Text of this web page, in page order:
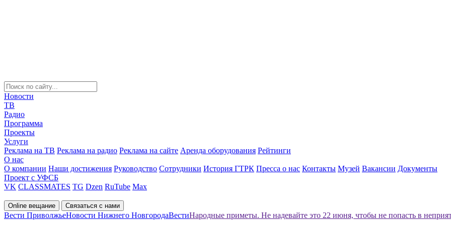
Новости
ТВ
Радио
Программа
Проекты
Услуги
Реклама на ТВ Реклама на радио Реклама на сайте Аренда оборудования Рейтинги
О нас
О компании Наши достижения Руководство Сотрудники История ГТРК Пресса о нас Контакты Музей Вакансии Документы
Проект с УФСБ
VK CLASSMATES TG Dzen RuTube Max
Online вещание Связаться с нами
Вести ПриволжьеНовости Нижнего НовгородаВестиНародные приметы. Не надевайте это 22 июня, чтобы не попасть в